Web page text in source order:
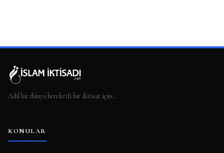
Adil bir dünya bereketli bir iktisat için…
KONULAR